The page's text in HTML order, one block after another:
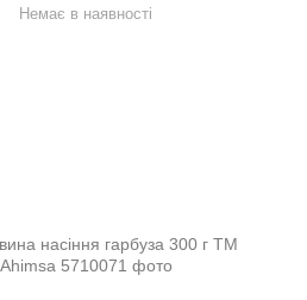
Немає в наявності